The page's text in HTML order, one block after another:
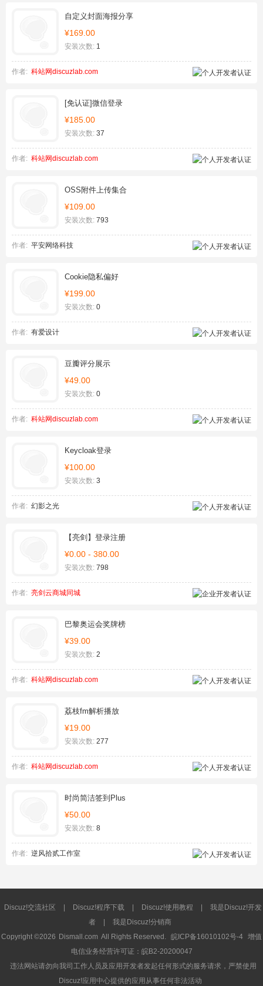
自定义封面海报分享
¥169.00
安装次数: 1
作者: 科站网discuzlab.com
[免认证]微信登录
¥185.00
安装次数: 37
作者: 科站网discuzlab.com
OSS附件上传集合
¥109.00
安装次数: 793
作者: 平安网络科技
Cookie隐私偏好
¥199.00
安装次数: 0
作者: 有爱设计
豆瓣评分展示
¥49.00
安装次数: 0
作者: 科站网discuzlab.com
Keycloak登录
¥100.00
安装次数: 3
作者: 幻影之光
【亮剑】登录注册
¥0.00 - 380.00
安装次数: 798
作者: 亮剑云商城同城
巴黎奥运会奖牌榜
¥39.00
安装次数: 2
作者: 科站网discuzlab.com
荔枝fm解析播放
¥19.00
安装次数: 277
作者: 科站网discuzlab.com
时尚简洁签到Plus
¥50.00
安装次数: 8
作者: 逆风拾贰工作室
Discuz!交流社区 Discuz!程序下载 Discuz!使用教程
我是Discuz!开发
者
我是Discuz!分销商
Copyright ©2026 Dismall.com All Rights Reserved. 皖ICP备16010102号-4 增值
电信业务经营许可证：皖B2-20200047
违法网站请勿向我司工作人员及应用开发者发起任何形式的服务请求，严禁使用
Discuz!应用中心提供的应用从事任何非法活动